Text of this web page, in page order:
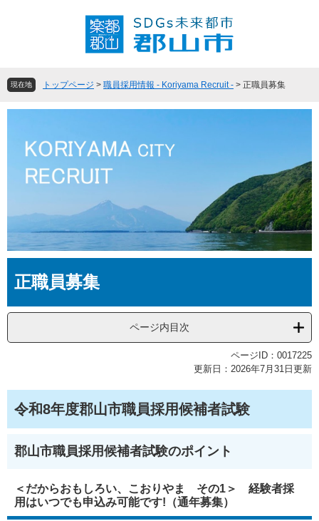
頭
す
飛
し
現在地 トップページ > 職員採用情報 - Koriyama Recruit - > 正職員募集
文正職員募集
ページ内目次
ページID：0017225
更新日：2026年7月31日更新
令和8年度郡山市職員採用候補者試験
郡山市職員採用候補者試験のポイント
＜だからおもしろい、こおりやま その1＞ 経験者採
用はいつでも申込み可能です!（通年募集）